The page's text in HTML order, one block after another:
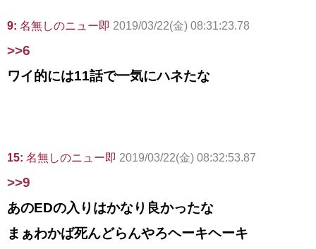
9: 名無しのニュー即 2019/03/22(金) 08:31:23.78
>>6
ワイ的には11話で一気にハネたな
15: 名無しのニュー即 2019/03/22(金) 08:32:53.87
>>9
あのEDの入りはかなり良かったな
まぁわかば死んどらんやろヘーキヘーキ